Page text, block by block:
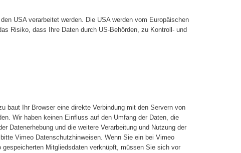
USA verarbeitet werden. Die USA werden vom Europäischen
Risiko, dass Ihre Daten durch US-Behörden, zu Kontroll- und
baut Ihr Browser eine direkte Verbindung mit den Servern von
Wir haben keinen Einfluss auf den Umfang der Daten, die
Datenerhebung und die weitere Verarbeitung und Nutzung der
Vimeo Datenschutzhinweisen. Wenn Sie ein bei Vimeo
Mitgliedsdaten verknüpft, müssen Sie sich vor